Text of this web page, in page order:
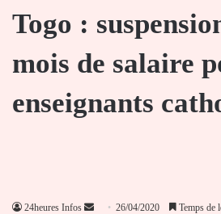
Togo :
mois de salaire
enseignants
24heures Infos
Envoyer26/04/2020 Temps de